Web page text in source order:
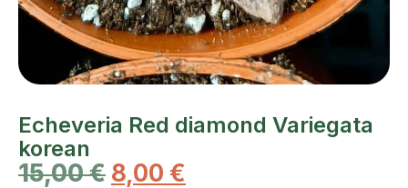
Echeveria Red diamond Variegata
korean
15,00€ 8,00 €